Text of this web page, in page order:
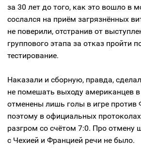
за 30 лет до того, как это вошло в
сослался на приём загрязнённых
не поверили, отстранив от
группового этапа за отказ пройти
тестирование.
Наказали и сборную, правда,
не помешать выходу американцев
отменены лишь голы в игре против
поэтому в официальных протоколах
разгром со счётом 7:0. Про отмену
с Чехией и Францией речи не было.